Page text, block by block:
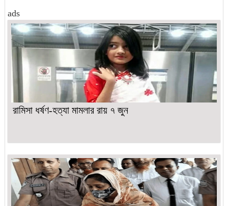
ads
রামিসা ধর্ষণ-হত্যা মামলার রায় ৭ জুন